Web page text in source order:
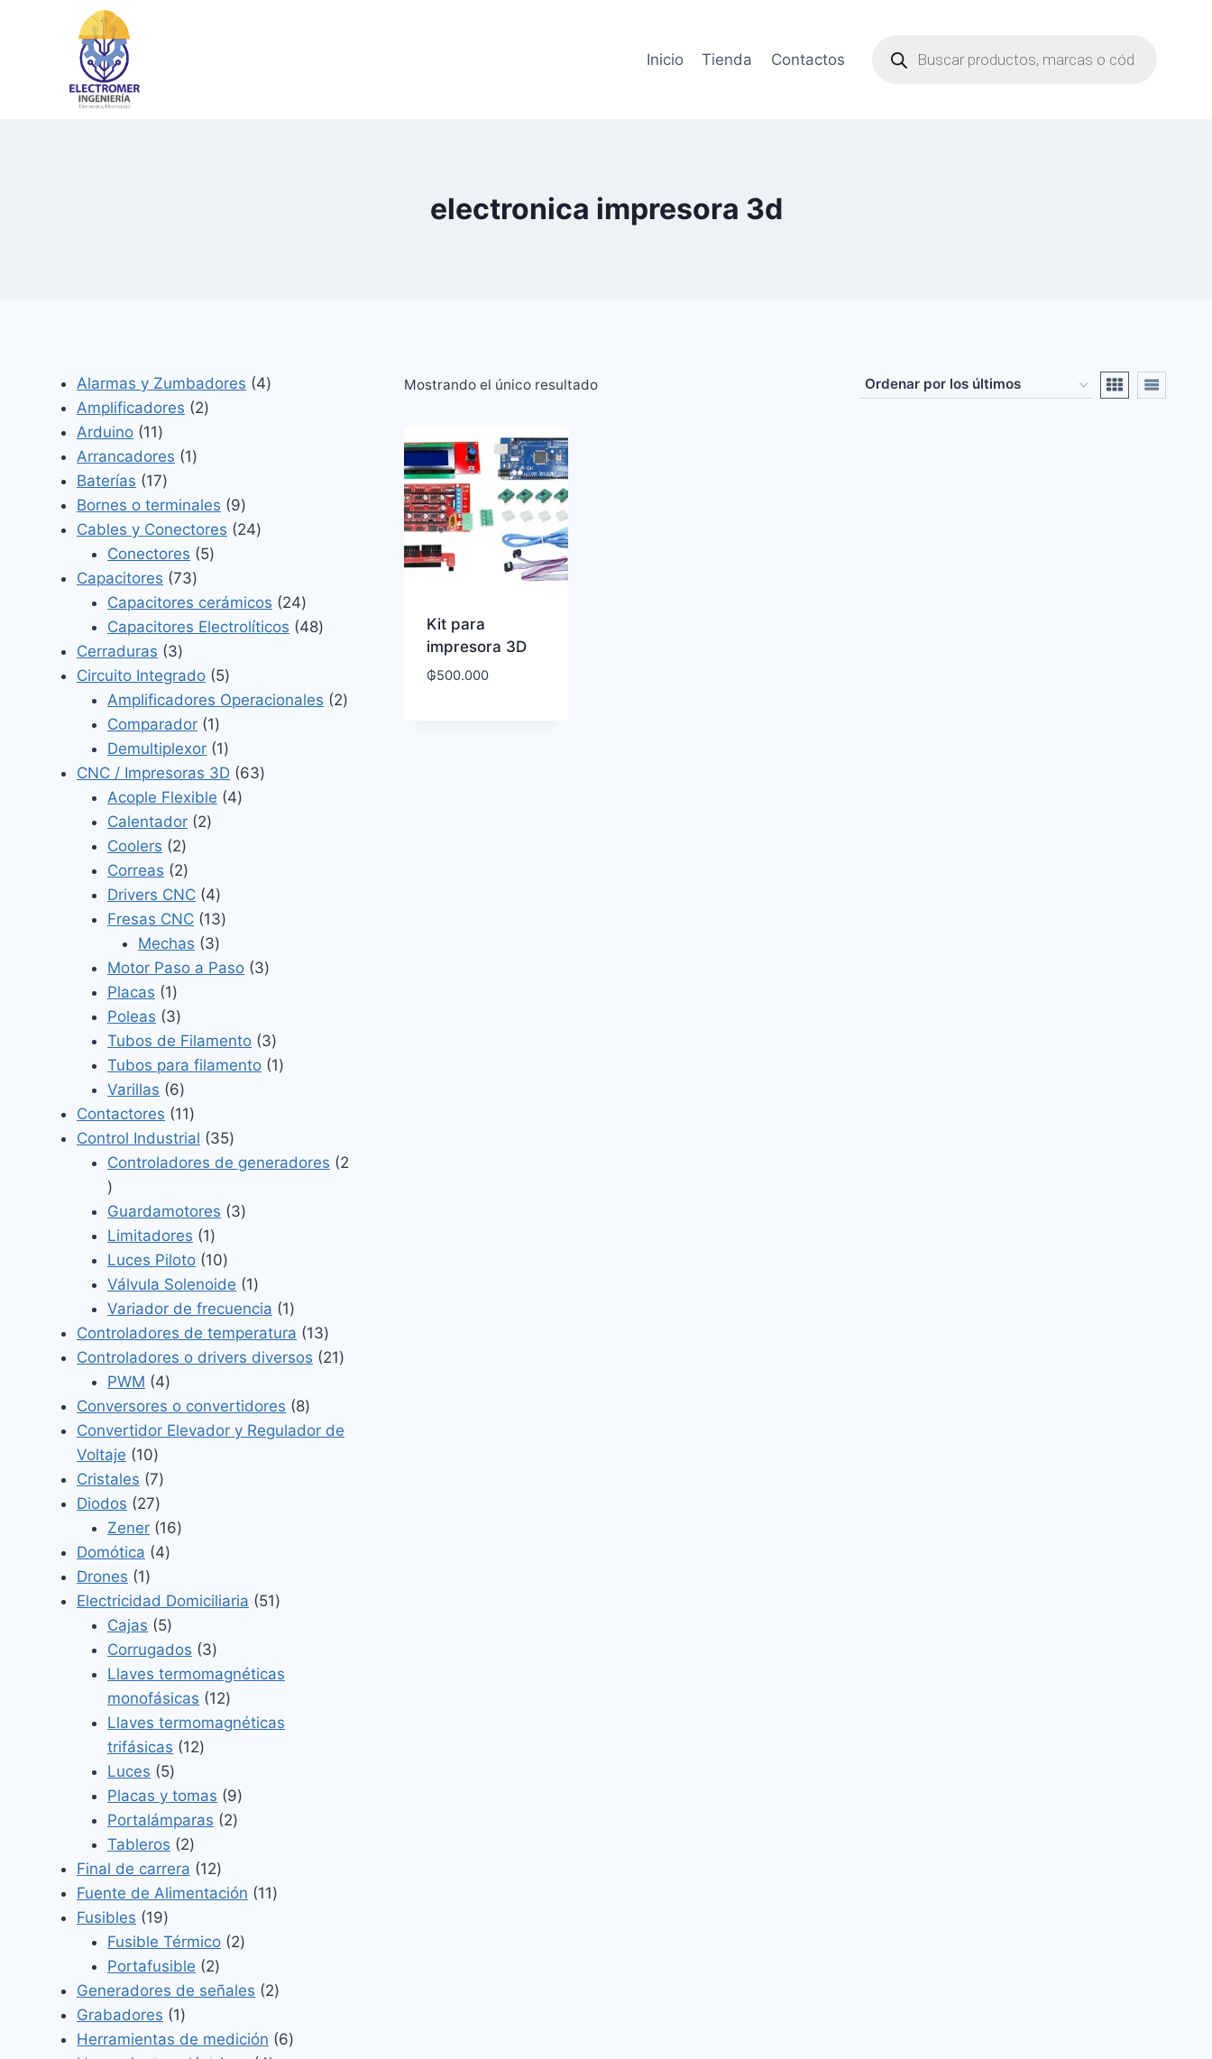
Inicio Tienda Contactos
productos
electronica impresora 3d
Mostrando el único resultado
Kit para
impresora 3D
₲500.000
Alarmas y Zumbadores 44
Amplificadores 22
Arduino 1111
productos
Arrancadores 11
Baterías 1717
productos
Bornes o terminales 99
productos
Cables y Conectores 2424
Conectores 55
Capacitores 7373
productos
Capacitores cerámicos 2424
productos
Capacitores Electrolíticos 4848
Cerraduras 33
productos
Circuito Integrado 55
productos
Amplificadores Operacionales 22
Comparador 11
producto
Demultiplexor 11
producto
CNC / Impresoras 3D 6363
Acople Flexible 44
Calentador 22
Coolers 22
productos
Correas 22
productos
Drivers CNC 44
productos
Fresas CNC 1313
Mechas 33
productos
Motor Paso a Paso 33
Placas 11
producto
Poleas 33
productos
Tubos de Filamento 33
productos
Tubos para filamento 11
Varillas 66
productos
Contactores 1111
productos
Control Industrial 3535
productos
Controladores de generadores
2
2
productos
Guardamotores 33
Limitadores 11
producto
Luces Piloto 1010
productos
Válvula Solenoide 11
producto
Variador de frecuencia 11
producto
Controladores de temperatura 1313
productos
Controladores o drivers diversos 2121
PWM 44
productos
Conversores o convertidores 88
productos
Convertidor Elevador y Regulador de
Voltaje
1010
productos
Cristales 77
productos
Diodos 2727
productos
Zener 1616
Domótica 44
Drones 11
producto
Electricidad Domiciliaria 5151
Cajas 55
productos
Corrugados 33
productos
Llaves termomagnéticas
monofásicas
1212
productos
Llaves termomagnéticas
trifásicas
1212
Luces 55
productos
Placas y tomas 99
productos
Portalámparas 22
Tableros 22
productos
Final de carrera 1212
productos
Fuente de Alimentación 1111
Fusibles 1919
productos
Fusible Térmico 22
Portafusible 22
productos
Generadores de señales 22
Grabadores 11
producto
Herramientas de medición 66